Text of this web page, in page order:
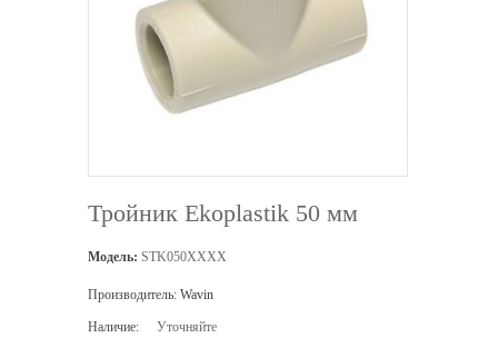
Тройник Ekoplastik 50 мм
Модель: STK050XXXX
Производитель: Wavin
Наличие: Уточняйте